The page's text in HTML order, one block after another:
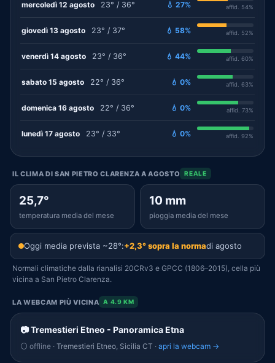
mercoledì 12 agosto 23° / 36° 💧 27% affid. 54%
giovedì 13 agosto 23° / 37° 💧 58% affid. 52%
venerdì 14 agosto 23° / 36° 💧 44% affid. 60%
sabato 15 agosto 22° / 36° 💧 0% affid. 63%
domenica 16 agosto 22° / 36° 💧 0% affid. 73%
lunedì 17 agosto 23° / 33° 💧 0% affid. 92%
IL CLIMA DI SAN PIETRO CLARENZA A AGOSTO REALE
25,7°
temperatura media del mese
10 mm
pioggia media del mese
Oggi media prevista ~28°:+2,3° sopra la normadi agosto
Normali climatiche dalla rianalisi 20CRv3 e GPCC (1806–2015), cella più
vicina a San Pietro Clarenza.
LA WEBCAM PIÙ VICINA A 4.9 KM
📷 Tremestieri Etneo - Panoramica Etna
⚪ offline · Tremestieri Etneo, Sicilia CT · apri la webcam →